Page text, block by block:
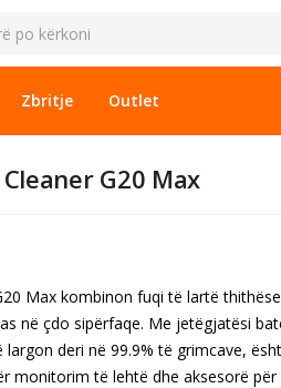
Zbritje Outlet
G20 Max
Max kombinon fuqi të lartë
në çdo sipërfaqe. Me jetëgjatësi
deri në 99.9% të grimcave,
monitorim të lehtë dhe aksesorë